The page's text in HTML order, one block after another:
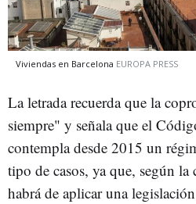
Viviendas en Barcelona EUROPA PRESS
La letrada recuerda que la
siempre" y señala que el
contempla desde 2015 un
tipo de casos, ya que, según
habrá de aplicar una